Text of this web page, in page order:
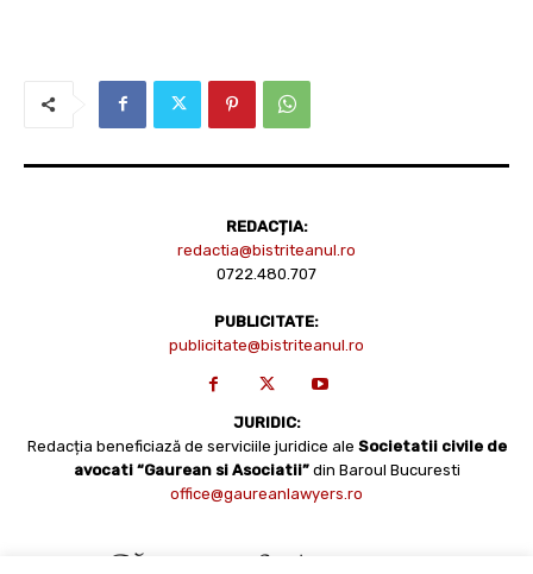
REDACȚIA:
redactia@bistriteanul.ro
0722.480.707
PUBLICITATE:
publicitate@bistriteanul.ro
JURIDIC:
Redacția beneficiază de serviciile juridice ale Societatii civile de
avocati “Gaurean si Asociatii” din Baroul Bucuresti
office@gaureanlawyers.ro